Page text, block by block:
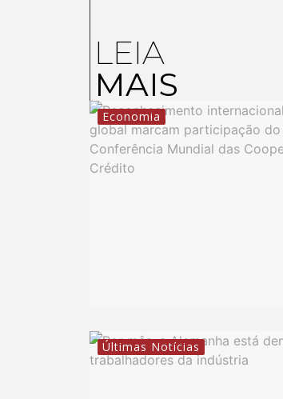
LEIA
MAIS
Economia
Últimas Notícias